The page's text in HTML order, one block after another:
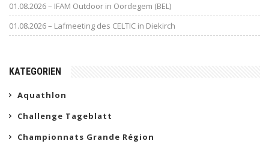
01.08.2026 – IFAM Outdoor in Oordegem (BEL)
01.08.2026 – Lafmeeting des CELTIC in Diekirch
KATEGORIEN
Aquathlon
Challenge Tageblatt
Championnats Grande Région